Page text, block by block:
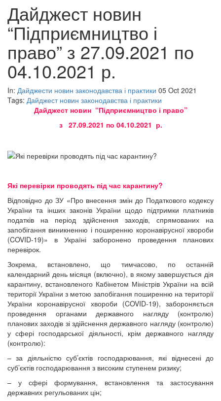
Дайджест новин
“Підприємництво і
право” з 27.09.2021 по
04.10.2021 р.
In: Дайджести новин законодавства і практики 05 Oct 2021
Tags: Дайджест новин законодавства і практики
Дайджест новин “Підприємництво і право”
з 27.09.2021 по 04.10.2021 р.
Які перевірки проводять під час карантину?
Відповідно до ЗУ «Про внесення змін до Податкового кодексу
України та інших законів України щодо підтримки платників
податків на період здійснення заходів, спрямованих на
запобігання виникненню і поширенню коронавірусної хвороби
(COVID-19)» в Україні заборонено проведення планових
перевірок.
Зокрема, встановлено, що тимчасово, по останній
календарний день місяця (включно), в якому завершується дія
карантину, встановленого Кабінетом Міністрів України на всій
території України з метою запобігання поширенню на території
України коронавірусної хвороби (COVID-19), забороняється
проведення органами державного нагляду (контролю)
планових заходів зі здійснення державного нагляду (контролю)
у сфері господарської діяльності, крім державного нагляду
(контролю):
– за діяльністю суб’єктів господарювання, які віднесені до
суб’єктів господарювання з високим ступенем ризику;
– у сфері формування, встановлення та застосування
державних регульованих цін;